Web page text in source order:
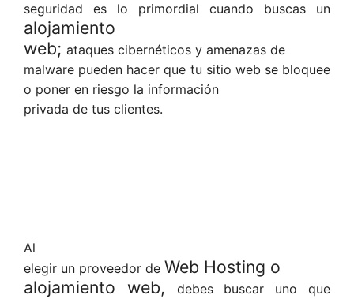
seguridad es lo primordial cuando buscas un
alojamiento
web; ataques cibernéticos y amenazas de
malware pueden hacer que tu sitio web se bloquee
o poner en riesgo la información
privada de tus clientes.
Al
elegir un proveedor de Web Hosting o
alojamiento web,
debes buscar uno que